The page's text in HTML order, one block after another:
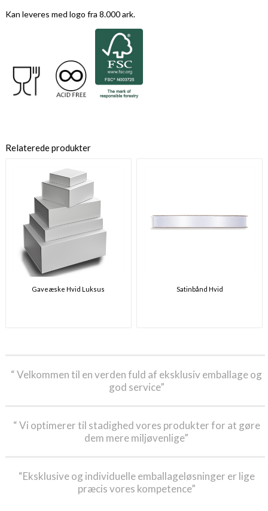
Kan leveres med logo fra 8.000 ark.
Relaterede produkter
Gaveæske Hvid Luksus Satinbånd Hvid
“ Velkommen til en verden fuld af eksklusiv emballage og
god service”
“ Vi optimerer til stadighed vores produkter for at gøre
dem mere miljøvenlige”
“Eksklusive og individuelle emballageløsninger er lige
præcis vores kompetence”